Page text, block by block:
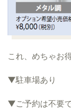
これ、めちゃお
▼駐車場あり
▼ご予約は不要